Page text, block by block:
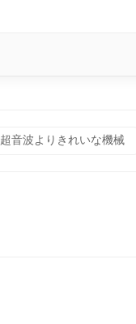
超音波よりきれいな機械